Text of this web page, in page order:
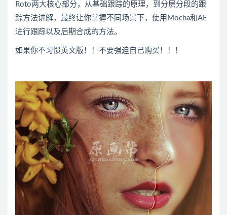
Roto两大核心部分，从基础跟踪的原理，到分层分段的跟
踪方法讲解，最终让你掌握不同场景下，使用Mocha和AE
进行跟踪以及后期合成的方法。
如果你不习惯英文版！！不要强迫自己购买！！！